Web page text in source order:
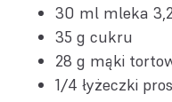
30 ml mleka
35 g cukru
28 g mąki
1/4 łyżeczki